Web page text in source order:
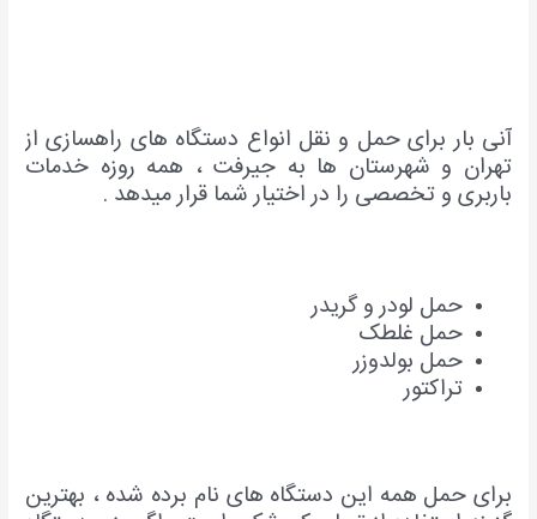
آنی بار برای حمل و نقل انواع دستگاه های راهسازی از
تهران و شهرستان ها به جیرفت ، همه روزه خدمات
باربری و تخصصی را در اختیار شما قرار میدهد .
حمل لودر و گریدر
حمل غلطک
حمل بولدوزر
تراکتور
برای حمل همه این دستگاه های نام برده شده ، بهترین